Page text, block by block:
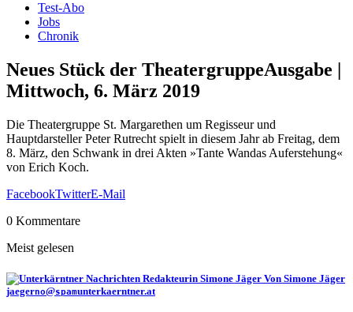
Test-Abo
Jobs
Chronik
Neues Stück der TheatergruppeAusgabe |
Mittwoch, 6. März 2019
Die Theatergruppe St. Margarethen um Regisseur und
Hauptdarsteller Peter Rutrecht spielt in diesem Jahr ab Freitag, dem
8. März, den Schwank in drei Akten »Tante Wandas Auferstehung«
von Erich Koch.
FacebookTwitterE-Mail
0 Kommentare
Meist gelesen
Von Simone Jäger
jaegerno@spamunterkaerntner.at